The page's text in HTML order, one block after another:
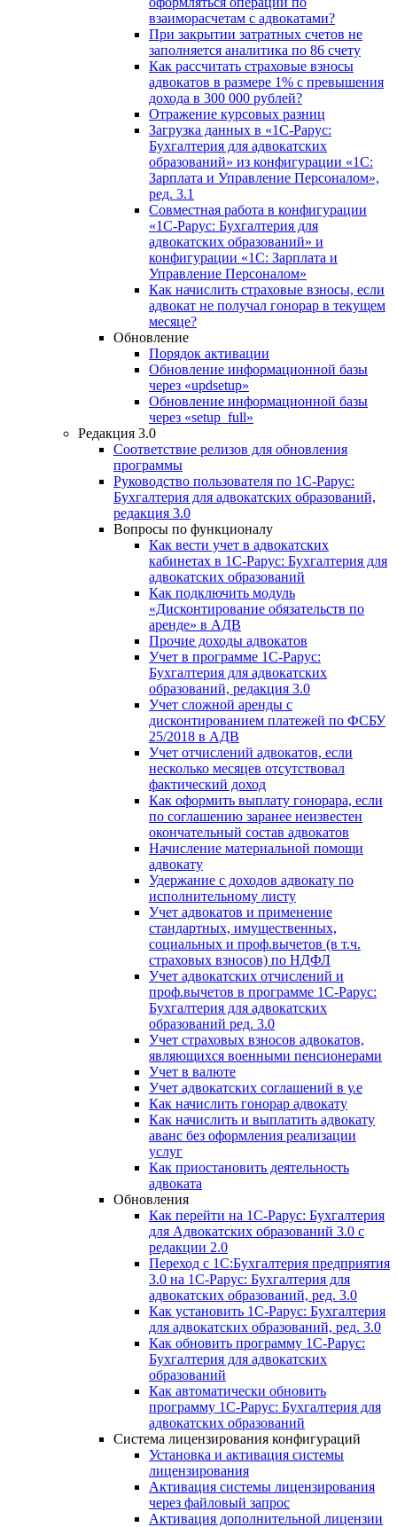
взаиморасчетам с адвокатами?
При закрытии затратных счетов не
заполняется аналитика по 86 счету
Как рассчитать страховые взносы
адвокатов в размере 1% с превышения
дохода в 300 000 рублей?
Отражение курсовых разниц
Загрузка данных в «1С-Рарус:
Бухгалтерия для адвокатских
образований» из конфигурации «1С:
Зарплата и Управление Персоналом»,
ред. 3.1
Совместная работа в конфигурации
«1С-Рарус: Бухгалтерия для
адвокатских образований» и
конфигурации «1С: Зарплата и
Управление Персоналом»
Как начислить страховые взносы, если
адвокат не получал гонорар в текущем
месяце?
Обновление
Порядок активации
Обновление информационной базы
через «updsetup»
Обновление информационной базы
через «setup_full»
Редакция 3.0
Соответствие релизов для обновления
программы
Руководство пользователя по 1С-Рарус:
Бухгалтерия для адвокатских образований,
редакция 3.0
Вопросы по функционалу
Как вести учет в адвокатских
кабинетах в 1С-Рарус: Бухгалтерия для
адвокатских образований
Как подключить модуль
«Дисконтирование обязательств по
аренде» в АДВ
Прочие доходы адвокатов
Учет в программе 1С-Рарус:
Бухгалтерия для адвокатских
образований, редакция 3.0
Учет сложной аренды с
дисконтированием платежей по ФСБУ
25/2018 в АДВ
Учет отчислений адвокатов, если
несколько месяцев отсутствовал
фактический доход
Как оформить выплату гонорара, если
по соглашению заранее неизвестен
окончательный состав адвокатов
Начисление материальной помощи
адвокату
Удержание с доходов адвокату по
исполнительному листу
Учет адвокатов и применение
стандартных, имущественных,
социальных и проф.вычетов (в т.ч.
страховых взносов) по НДФЛ
Учет адвокатских отчислений и
проф.вычетов в программе 1С-Рарус:
Бухгалтерия для адвокатских
образований ред. 3.0
Учет страховых взносов адвокатов,
являющихся военными пенсионерами
Учет в валюте
Учет адвокатских соглашений в у.е
Как начислить гонорар адвокату
Как начислить и выплатить адвокату
аванс без оформления реализации
услуг
Как приостановить деятельность
адвоката
Обновления
Как перейти на 1С-Рарус: Бухгалтерия
для Адвокатских образований 3.0 с
редакции 2.0
Переход с 1С:Бухгалтерия предприятия
3.0 на 1С-Рарус: Бухгалтерия для
адвокатских образований, ред. 3.0
Как установить 1С-Рарус: Бухгалтерия
для адвокатских образований, ред. 3.0
Как обновить программу 1С-Рарус:
Бухгалтерия для адвокатских
образований
Как автоматически обновить
программу 1С-Рарус: Бухгалтерия для
адвокатских образований
Система лицензирования конфигураций
Установка и активация системы
лицензирования
Активация системы лицензирования
через файловый запрос
Активация дополнительной лицензии